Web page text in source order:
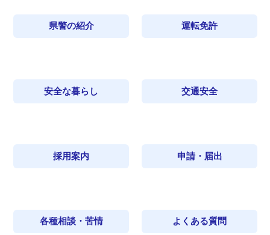
県警の紹介 運転免許
安全な暮らし 交通安全
採用案内 申請・届出
各種相談・苦情 よくある質問